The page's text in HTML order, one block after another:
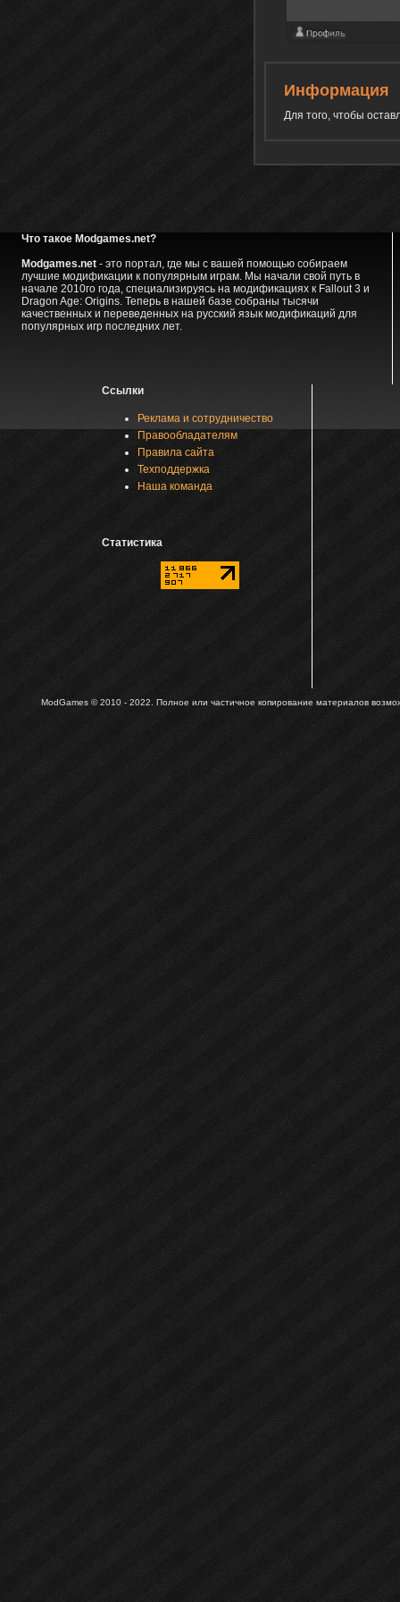
Информация
Для того, чтобы
Что такое Modgames.net?
Modgames.net- это портал, где мы с вашей помощью собираем
лучшие модификации к популярным играм. Мы начали свой путь в
начале 2010го года, специализируясь на модификациях к Fallout 3 и
Dragon Age: Origins. Теперь в нашей базе собраны тысячи
качественных и переведенных на русский язык модификаций для
популярных игр последних лет.
Ссылки
Реклама и сотрудничество
Правообладателям
Правила сайта
Техподдержка
Наша команда
Статистика
ModGames © 2010 - 2022. Полное или частичное копирование материалов